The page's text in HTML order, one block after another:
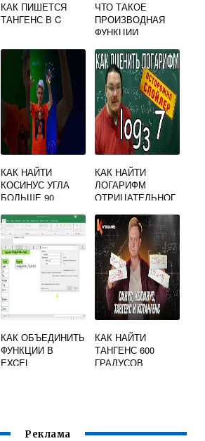
КАК ПИШЕТСЯ
ТАНГЕНС В C
ЧТО ТАКОЕ
ПРОИЗВОДНАЯ
ФУНКЦИИ
СЛОВАМИ
КАК НАЙТИ
КОСИНУС УГЛА
БОЛЬШЕ 90
КАК НАЙТИ
ЛОГАРИФМ
ОТРИЦАТЕЛЬНОГ
КАК ОБЪЕДИНИТЬ
ФУНКЦИИ В
EXCEL
КАК НАЙТИ
ТАНГЕНС 600
ГРАДУСОВ
Реклама